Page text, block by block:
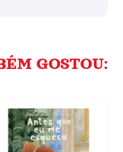
GOSTOU: